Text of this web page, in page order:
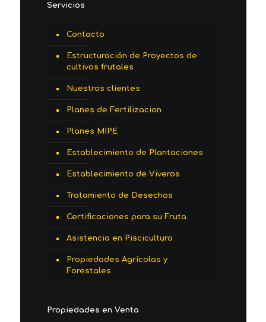
Servicios
Contacto
Estructuración de Proyectos de
cultivos frutales
Nuestros clientes
Planes de Fertilizacion
Planes MIPE
Establecimiento de Plantaciones
Establecimiento de Viveros
Tratamiento de Desechos
Certificaciones para su Fruta
Asistencia en Piscicultura
Propiedades Agrícolas y
Forestales
Propiedades en Venta